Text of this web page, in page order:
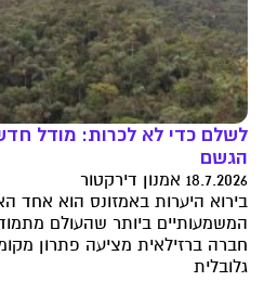
לשלם כדי לא לכרות: מודל
הגשם
18.7.2026 אמנון דירקטור
בירוא היערות באמזונס הוא אחד
המשמעותיים ביותר שהעולם
חברה ברזילאית מציעה פתרון
גלובלית